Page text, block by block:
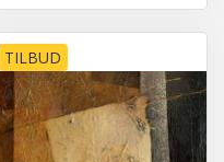
TILBUD